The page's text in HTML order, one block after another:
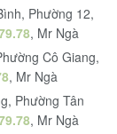
Phường 12,
, Mr Ngà
Cô Giang,
, Mr Ngà
Phường Tân
, Mr Ngà